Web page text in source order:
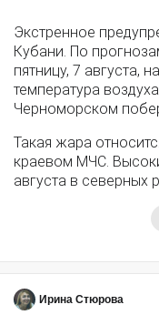
Экстренное
Кубани. По
пятницу, 7 августа,
температура
Черноморском
Такая жара
краевом МЧС.
августа в северных
Ирина Стюрова